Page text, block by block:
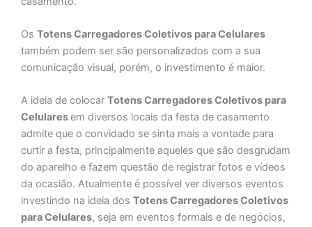
Os TotensCarregadores Coletivos para Celulares
também podem ser são personalizados com a sua
comunicação visual, porém, o investimento é maior.
A ideia de colocar TotensCarregadores Coletivos para
Celularesem diversos locais da festa de casamento
admite que o convidado se sinta mais a vontade para
curtir a festa, principalmente aqueles que são desgrudam
do aparelho e fazem questão de registrar fotos e vídeos
da ocasião. Atualmente é possível ver diversos eventos
investindo na ideia dos TotensCarregadores Coletivos
para Celulares, seja em eventos formais e de negócios,